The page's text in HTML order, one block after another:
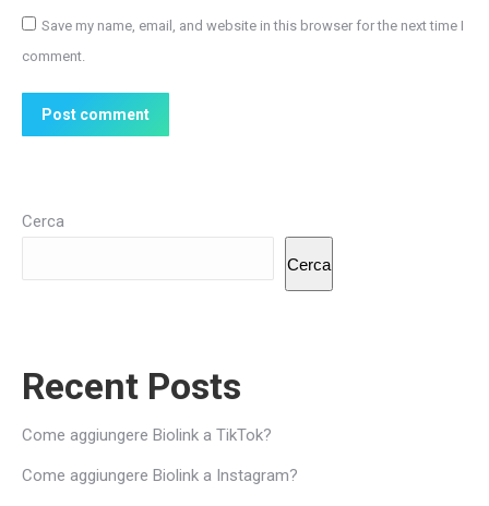
Save my name, email, and website in this browser for the next time I
comment.
Post comment
Cerca
Cerca
Recent Posts
Come aggiungere Biolink a TikTok?
Come aggiungere Biolink a Instagram?